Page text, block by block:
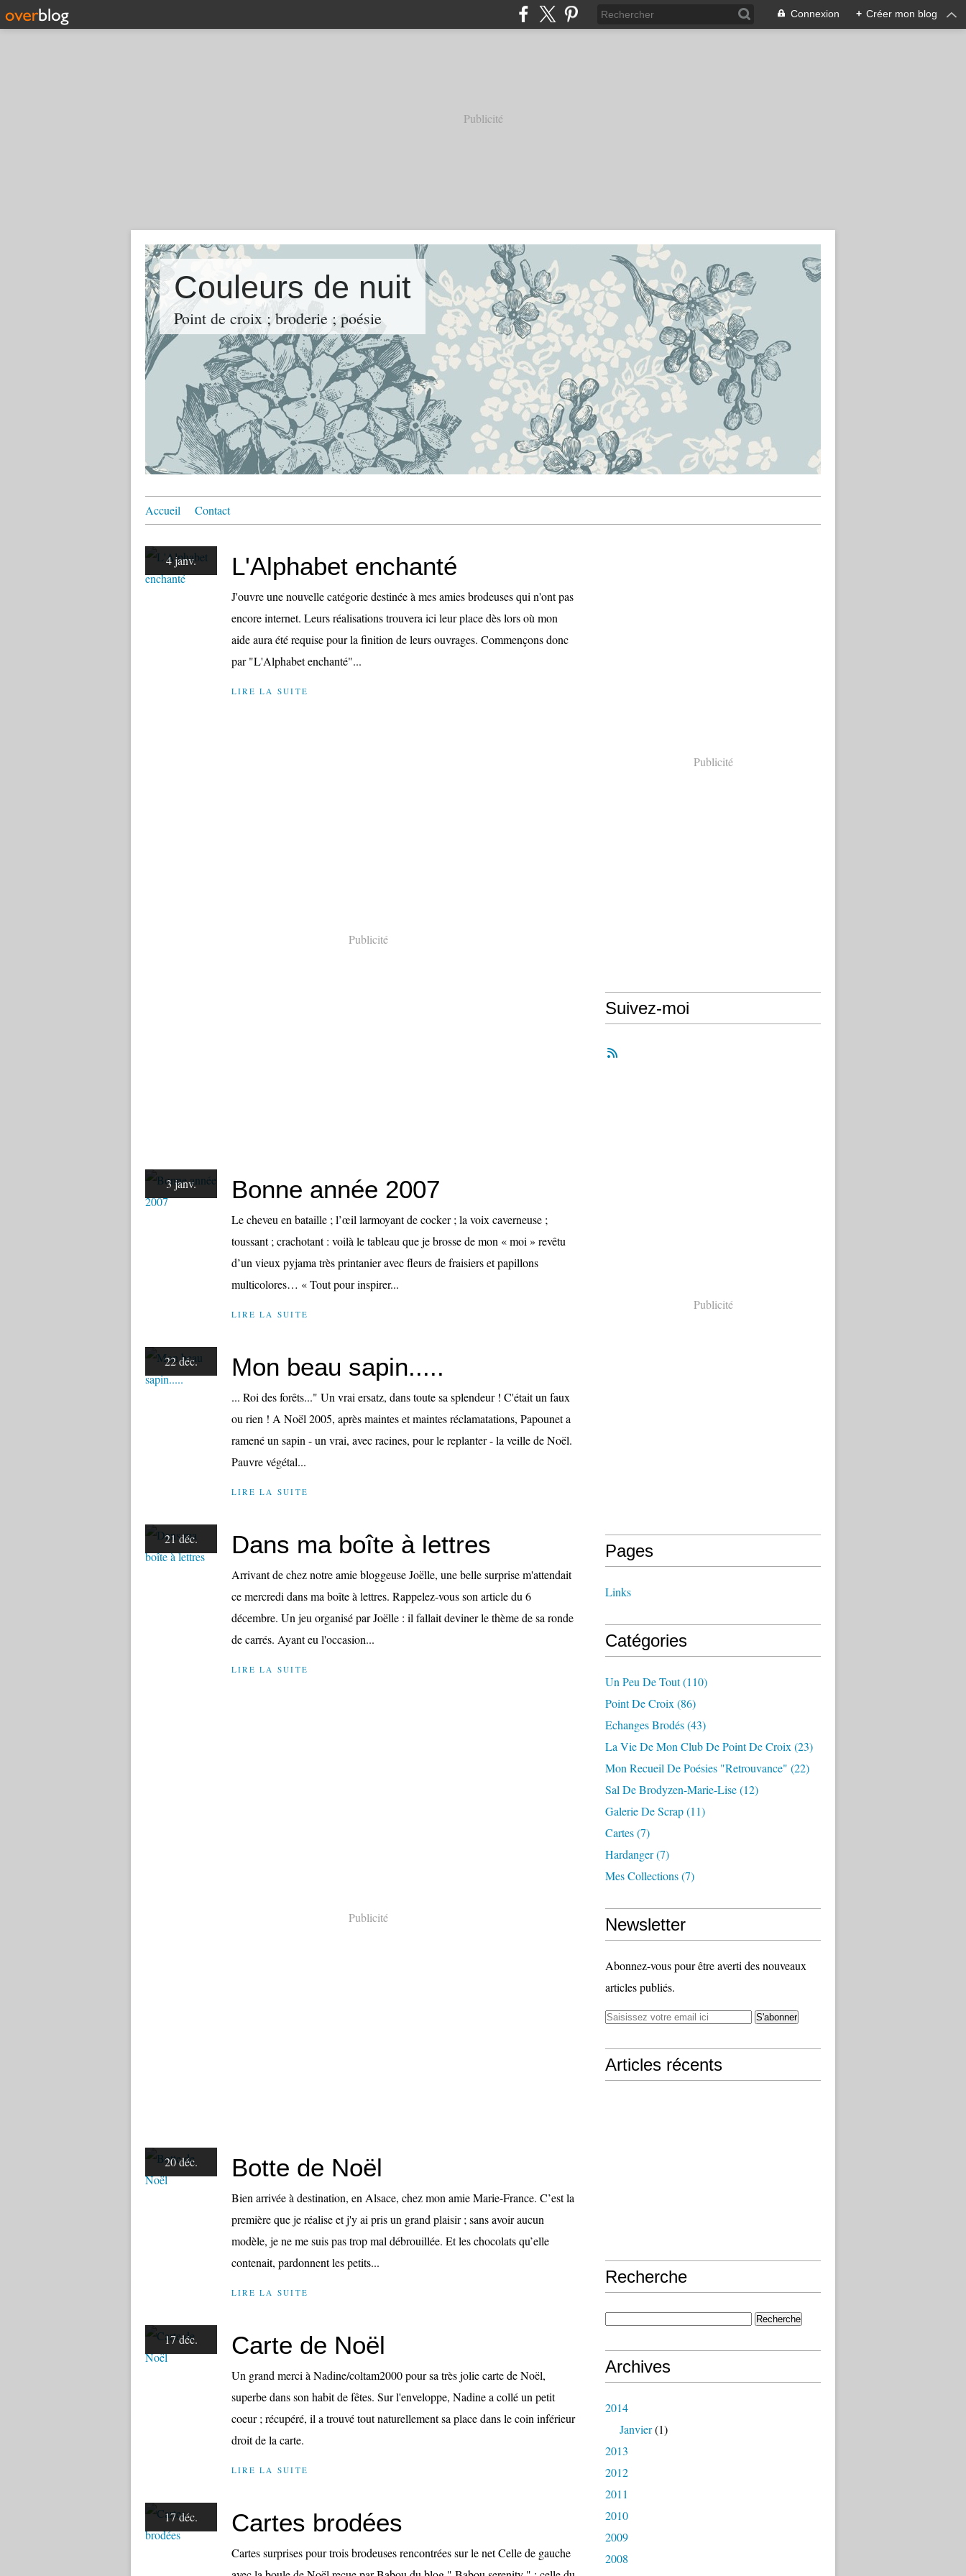
Connexion + Créer mon blog
Publicité
Couleurs de nuit
Point de croix ; broderie ; poésie
Accueil Contact
4 janv. L'Alphabet enchanté
J'ouvre une nouvelle catégorie destinée à mes amies brodeuses qui n'ont pas
encore internet. Leurs réalisations trouvera ici leur place dès lors où mon
aide aura été requise pour la finition de leurs ouvrages. Commençons donc
par "L'Alphabet enchanté"...
LIRE LA SUITE
Publicité
3 janv. Bonne année 2007
Le cheveu en bataille ; l’œil larmoyant de cocker ; la voix caverneuse ;
toussant ; crachotant : voilà le tableau que je brosse de mon « moi » revêtu
d’un vieux pyjama très printanier avec fleurs de fraisiers et papillons
multicolores… « Tout pour inspirer...
LIRE LA SUITE
22 déc. Mon beau sapin.....
... Roi des forêts..." Un vrai ersatz, dans toute sa splendeur ! C'était un faux
ou rien ! A Noël 2005, après maintes et maintes réclamatations, Papounet a
ramené un sapin - un vrai, avec racines, pour le replanter - la veille de Noël.
Pauvre végétal...
LIRE LA SUITE
21 déc. Dans ma boîte à lettres
Arrivant de chez notre amie bloggeuse Joëlle, une belle surprise m'attendait
ce mercredi dans ma boîte à lettres. Rappelez-vous son article du 6
décembre. Un jeu organisé par Joëlle : il fallait deviner le thème de sa ronde
de carrés. Ayant eu l'occasion...
LIRE LA SUITE
Publicité
20 déc. Botte de Noël
Bien arrivée à destination, en Alsace, chez mon amie Marie-France. C’est la
première que je réalise et j'y ai pris un grand plaisir ; sans avoir aucun
modèle, je ne me suis pas trop mal débrouillée. Et les chocolats qu’elle
contenait, pardonnent les petits...
LIRE LA SUITE
17 déc. Carte de Noël
Un grand merci à Nadine/coltam2000 pour sa très jolie carte de Noël,
superbe dans son habit de fêtes. Sur l'enveloppe, Nadine a collé un petit
coeur ; récupéré, il a trouvé tout naturellement sa place dans le coin inférieur
droit de la carte.
LIRE LA SUITE
17 déc. Cartes brodées
Cartes surprises pour trois brodeuses rencontrées sur le net Celle de gauche
Publicité
Suivez-moi
Publicité
Pages
Links
Catégories
Un Peu De Tout(110)
Point De Croix (86)
Echanges Brodés(43)
La Vie De Mon Club De Point De Croix (23)
Mon Recueil De Poésies "retrouvance" (22)
Sal De Brodyzen-Marie-Lise(12)
Galerie De Scrap(11)
Cartes(7)
Hardanger(7)
Mes Collections(7)
Newsletter
Abonnez-vous pour être averti des nouveaux
articles publiés.
Articles récents
Recherche
Archives
2014
Janvier(1)
2013
2012
2011
2010
2009
2008